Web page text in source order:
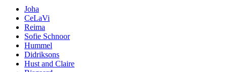
Joha
CeLaVi
Reima
Sofie Schnoor
Hummel
Didriksons
Hust and Claire